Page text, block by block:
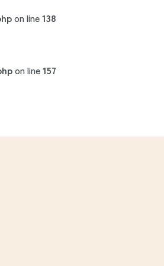
on line138
on line157